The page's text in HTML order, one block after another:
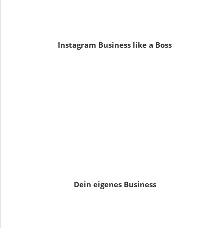
Instagram Business like a Boss
Dein eigenes Business